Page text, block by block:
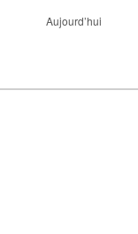
Aujourd’hui